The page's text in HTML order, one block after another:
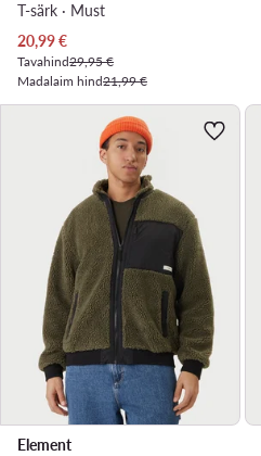
T-särk · Must
Praegune hind
20,99€
Tavahind29,95 €
Madalaim hind21,99 €
Element